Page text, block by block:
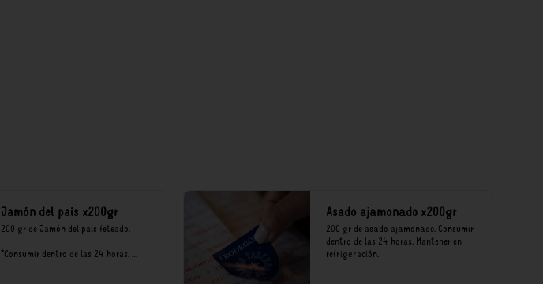
Jamón del país x200gr
200 gr de Jamón del país feteado.
*Consumir dentro de las 24 horas.
Asado ajamonado x200gr
200 gr de asado ajamonado. Consumir
dentro de las 24 horas. Mantener en
refrigeración.